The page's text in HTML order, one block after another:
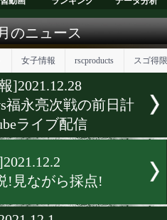
練習動画 ランキング
月のニュース
ット 女子情報
情報]2021.12.28
翔vs福永亮次戦の前